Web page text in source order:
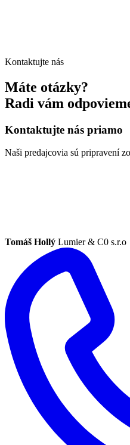
Kontaktujte nás
Máte otázky?
Radi vám
Kontaktujte nás priamo
Naši predajcovia sú pripravení
Tomáš Hollý Lumier & C0 s.r.o